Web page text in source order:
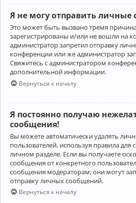
Я не могу отправить личные
Это может быть вызвано тремя
зарегистрированы и/или не вошли на
администратор запретил отправку
конференции или же администратор
Свяжитесь с администратором
дополнительной информации.
Вернуться к началу
Я постоянно получаю
сообщения!
Вы можете автоматически удалять
пользователей, используя правила
личном разделе. Если вы получаете
сообщения от конкретного
сообщения модераторам; они могут
отправку личных сообщений.
Вернуться к началу